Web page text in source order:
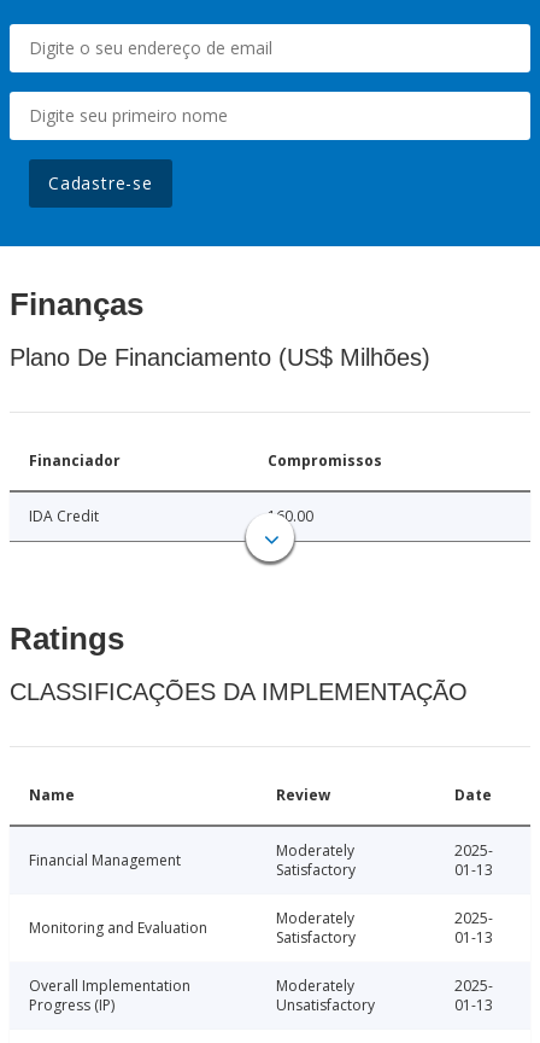
Cadastre-se
Finanças
Plano De Financiamento (US$ Milhões)
Financiador Compromissos
IDA Credit 160.00
Ratings
CLASSIFICAÇÕES DA IMPLEMENTAÇÃO
Name Review Date
Financial Management
Moderately
Satisfactory
2025-
01-13
Monitoring and Evaluation
Moderately
Satisfactory
2025-
01-13
Overall Implementation
Progress (IP)
Moderately
Unsatisfactory
2025-
01-13